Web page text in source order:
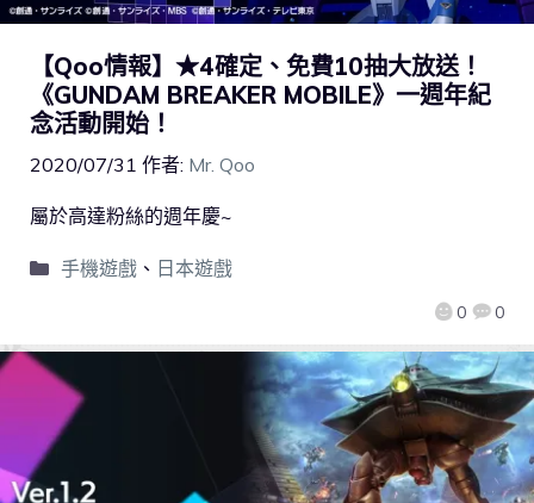
【Qoo情報】★4確定、免費10抽大放送！
《GUNDAM BREAKER MOBILE》一週年紀
念活動開始！
2020/07/31 作者: Mr. Qoo
0 0
屬於高達粉絲的週年慶~
手機遊戲、 日本遊戲